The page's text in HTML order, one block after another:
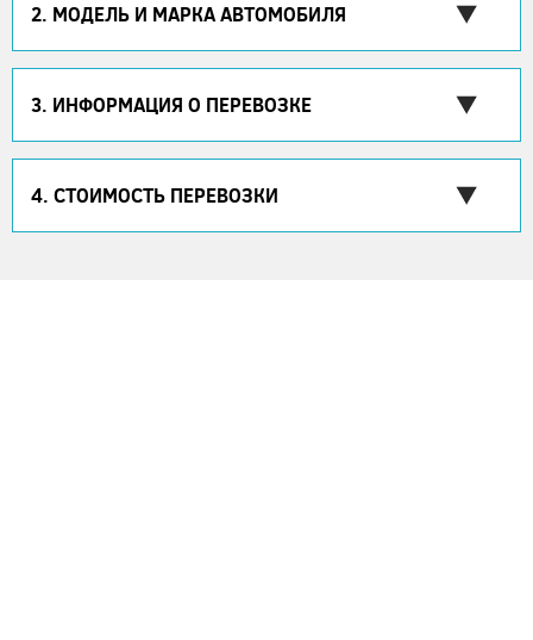
2. МОДЕЛЬ И МАРКА АВТОМОБИЛЯ
3. ИНФОРМАЦИЯ О ПЕРЕВОЗКЕ
4. СТОИМОСТЬ ПЕРЕВОЗКИ